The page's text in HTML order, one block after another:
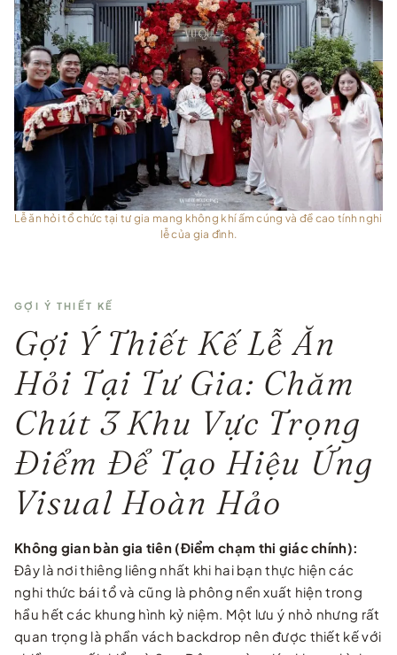
Lễ ăn hỏi tổ chức tại tư gia mang không khí ấm cúng và đề cao tính nghi
lễ của gia đình.
GỢI Ý THIẾT KẾ
Gợi Ý Thiết Kế Lễ Ăn
Hỏi Tại Tư Gia: Chăm
Chút 3 Khu Vực Trọng
Điểm Để Tạo Hiệu Ứng
Visual Hoàn Hảo
Không gian bàn gia tiên (Điểm chạm thi giác chính):
Đây là nơi thiêng liêng nhất khi hai bạn thực hiện các
nghi thức bái tổ và cũng là phông nền xuất hiện trong
hầu hết các khung hình kỷ niệm. Một lưu ý nhỏ nhưng rất
quan trọng là phần vách backdrop nên được thiết kế với